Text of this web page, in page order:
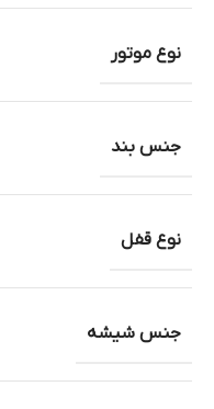
نوع موتور
جنس بند
نوع قفل
جنس شیشه